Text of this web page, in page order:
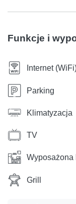
Nieruchomość
miejsce
minut spacerem
wybrzeża i
Funkcje i
Internet
Parking
Klimatyzacja
TV
Wyposażona
Grill